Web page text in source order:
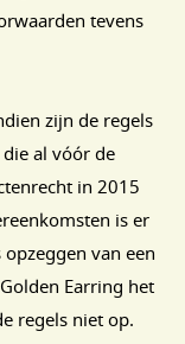
tevens
zijn de regels
al vóór de
in 2015
is er
van een
Earring het
regels niet op.